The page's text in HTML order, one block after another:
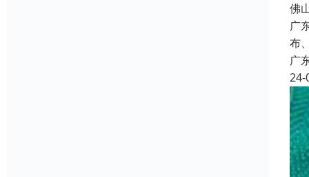
佛
广
布
广
24-